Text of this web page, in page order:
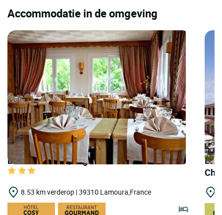
Accommodatie in de omgeving
LOGIS HOTELS | Logis Hôtel les Arobiers
8.53 km verderop | 39310 Lamoura,France